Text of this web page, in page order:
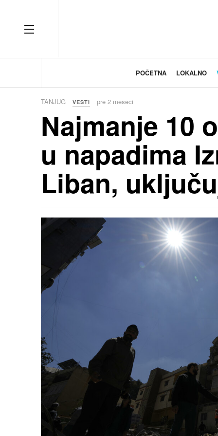
OFF CANVAS
POČETNA LOKALNO
TANJUG VESTI pre 2 meseci
Najmanje 10
u napadima
Liban,